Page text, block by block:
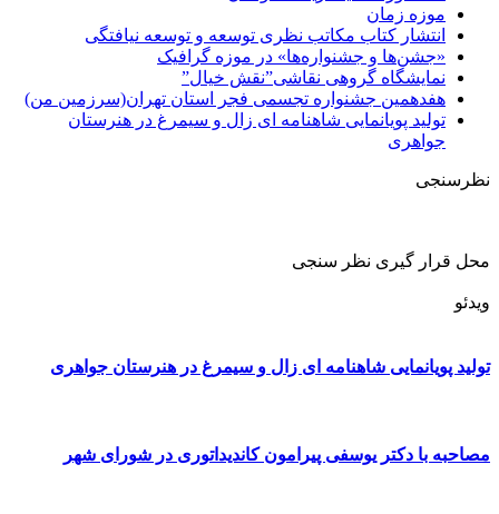
موزه زمان
انتشار کتاب مکاتب نظری توسعه و توسعه نیافتگی
«جشن‌ها و جشنواره‌ها» در موزه گرافیک
نمایشگاه گروهی نقاشی”نقش خیال”
هفدهمین جشنواره تجسمی فجر استان تهران(سرزمین من)
تولید پویانمایی شاهنامه ای زال و سیمرغ در هنرستان
جواهری
نظرسنجی
محل قرار گیری نظر سنجی
ویدئو
تولید پویانمایی شاهنامه ای زال و سیمرغ در هنرستان جواهری
مصاحبه با دکتر یوسفی پیرامون کاندیداتوری در شورای شهر